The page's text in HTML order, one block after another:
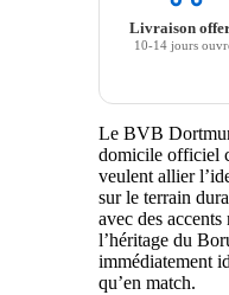
Livraison
10-14 jours
Le BVB
domicile officiel
veulent allier
sur le terrain
avec des
l’héritage du
immédiatement
qu’en match.